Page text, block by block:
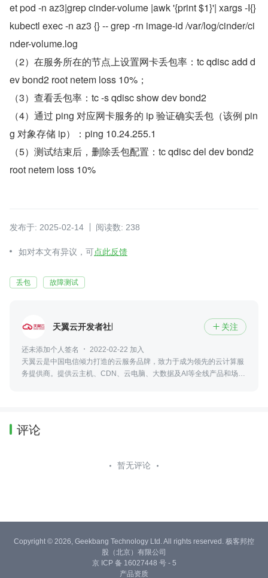
et pod -n az3|grep cinder-volume |awk '{print $1}'| xargs -I{}
kubectl exec -n az3 {} -- grep -rn image-id /var/log/cinder/ci
nder-volume.log
（2）在服务所在的节点上设置网卡丢包率：tc qdisc add d
ev bond2 root netem loss 10%；
（3）查看丢包率：tc -s qdisc show dev bond2
（4）通过 ping 对应网卡服务的 ip 验证确实丢包（该例 pin
g 对象存储 ip）：ping 10.24.255.1
（5）测试结束后，删除丢包配置：tc qdisc del dev bond2
root netem loss 10%
发布于: 2025-02-14 阅读数: 238
如对本文有异议，可点此反馈
丢包 故障测试
天翼云开发者社区  关注
还未添加个人签名
2022-02-22 加入
天翼云是中国电信倾力打造的云服务品牌，致力于成为领先的云计算服
务提供商。提供云主机、CDN、云电脑、大数据及AI等全线产品和场景
评论
暂无评论
Copyright © 2026, Geekbang Technology Ltd. All rights reserved. 极客邦控
股（北京）有限公司
京 ICP 备 16027448 号 - 5
产品资质